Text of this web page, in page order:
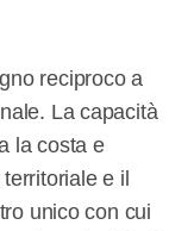
reciproco a
La capacità
la costa e
e il
unico con cui